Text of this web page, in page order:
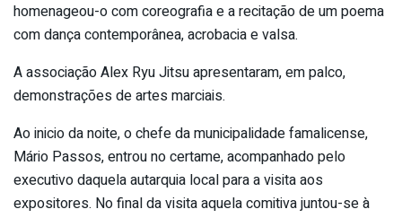
homenageou-o com coreografia e a recitação de um poema
com dança contemporânea, acrobacia e valsa.
A associação Alex Ryu Jitsu apresentaram, em palco,
demonstrações de artes marciais.
Ao inicio da noite, o chefe da municipalidade famalicense,
Mário Passos, entrou no certame, acompanhado pelo
executivo daquela autarquia local para a visita aos
expositores. No final da visita aquela comitiva juntou-se à